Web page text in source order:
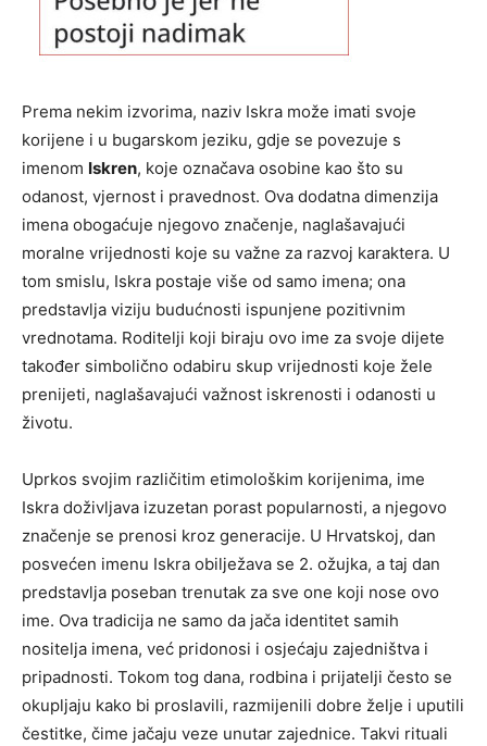
Prema nekim izvorima, naziv Iskra može imati svoje
korijene i u bugarskom jeziku, gdje se povezuje s
imenom Iskren, koje označava osobine kao što su
odanost, vjernost i pravednost. Ova dodatna dimenzija
imena obogaćuje njegovo značenje, naglašavajući
moralne vrijednosti koje su važne za razvoj karaktera. U
tom smislu, Iskra postaje više od samo imena; ona
predstavlja viziju budućnosti ispunjene pozitivnim
vrednotama. Roditelji koji biraju ovo ime za svoje dijete
također simbolično odabiru skup vrijednosti koje žele
prenijeti, naglašavajući važnost iskrenosti i odanosti u
životu.
Uprkos svojim različitim etimološkim korijenima, ime
Iskra doživljava izuzetan porast popularnosti, a njegovo
značenje se prenosi kroz generacije. U Hrvatskoj, dan
posvećen imenu Iskra obilježava se 2. ožujka, a taj dan
predstavlja poseban trenutak za sve one koji nose ovo
ime. Ova tradicija ne samo da jača identitet samih
nositelja imena, već pridonosi i osjećaju zajedništva i
pripadnosti. Tokom tog dana, rodbina i prijatelji često se
okupljaju kako bi proslavili, razmijenili dobre želje i uputili
čestitke, čime jačaju veze unutar zajednice. Takvi rituali